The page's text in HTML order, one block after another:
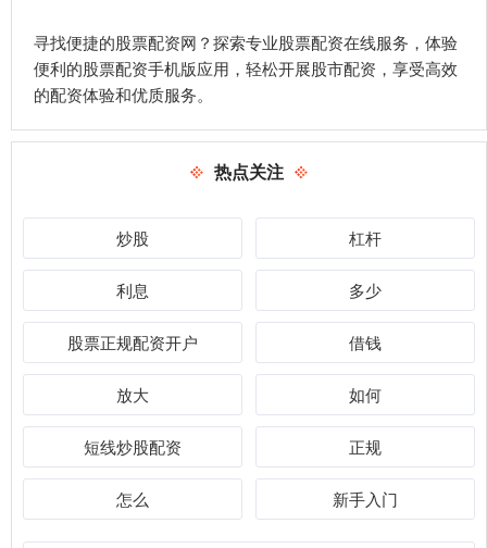
寻找便捷的股票配资网？探索专业股票配资在线服务，体验
便利的股票配资手机版应用，轻松开展股市配资，享受高效
的配资体验和优质服务。
热点关注
炒股 杠杆
利息 多少
股票正规配资开户 借钱
放大 如何
短线炒股配资 正规
怎么 新手入门